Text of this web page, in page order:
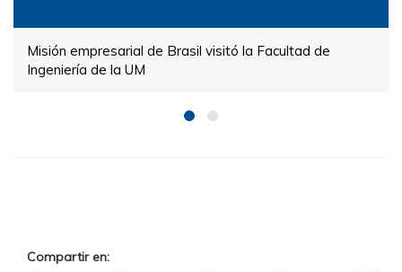
Misión empresarial de Brasil visitó la Facultad de
Ingeniería de la UM
Compartir en: